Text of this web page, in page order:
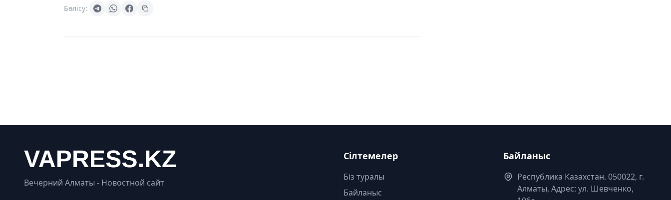
Бөлісу:
Вечерний Алматы - Новостной сайт
Сілтемелер
Біз туралы
Байланыс
Байланыс
Республика Казахстан. 050022, г.
Алматы, Адрес: ул. Шевченко,